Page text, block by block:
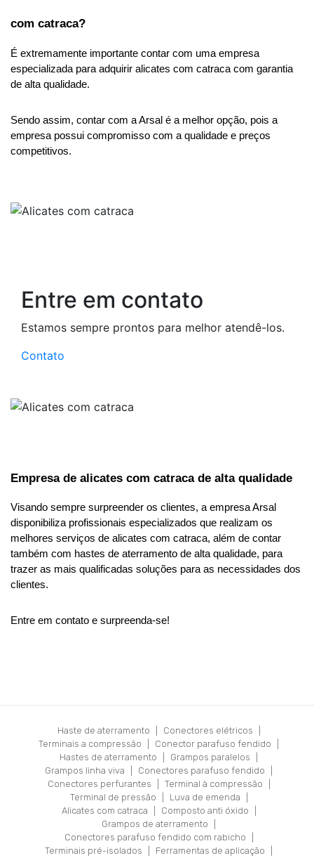
com catraca?
É extremamente importante contar com uma empresa
especializada para adquirir alicates com catraca com garantia
de alta qualidade.
Sendo assim, contar com a Arsal é a melhor opção, pois a
empresa possui compromisso com a qualidade e preços
competitivos.
Entre em contato
Estamos sempre prontos para melhor atendê-los.
Contato
Empresa de alicates com catraca de alta qualidade
Visando sempre surpreender os clientes, a empresa Arsal
disponibiliza profissionais especializados que realizam os
melhores serviços de alicates com catraca, além de contar
também com hastes de aterramento de alta qualidade, para
trazer as mais qualificadas soluções para as necessidades dos
clientes.
Entre em contato e surpreenda-se!
Haste de aterramento Conectores elétricos
Terminais a compressão
Conector parafuso fendido
Hastes de aterramento
Grampos paralelos
Grampos linha viva
Conectores parafuso fendido
Conectores perfurantes
Terminal à compressão
Terminal de pressão
Luva de emenda
Alicates com catraca
Composto anti óxido
Grampos de aterramento
Conectores parafuso fendido com rabicho
Terminais pré-isolados
Ferramentas de aplicação